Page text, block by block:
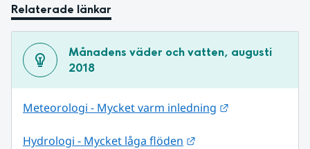
Relaterade länkar
Månadens väder och vatten, augusti
2018
Meteorologi - Mycket varm inledning
Hydrologi - Mycket låga flöden